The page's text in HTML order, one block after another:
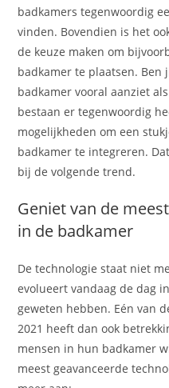
badkamers tegenwoordig
vinden. Bovendien is het
de keuze maken om
badkamer te plaatsen.
badkamer vooral aanziet
bestaan er tegenwoordig
mogelijkheden om een
badkamer te integreren.
bij de volgende trend.
Geniet van de
in de badkamer
De technologie staat niet
evolueert vandaag de dag
geweten hebben. Eén van
2021 heeft dan ook
mensen in hun badkamer
meest geavanceerde